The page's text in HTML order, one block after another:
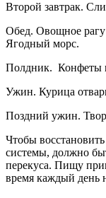
Второй завтрак.
Обед. Овощное
Ягодный морс.
Полдник. Конфеты
Ужин. Курица
Поздний ужин.
Чтобы
системы, должно
перекуса. Пищу
время каждый день